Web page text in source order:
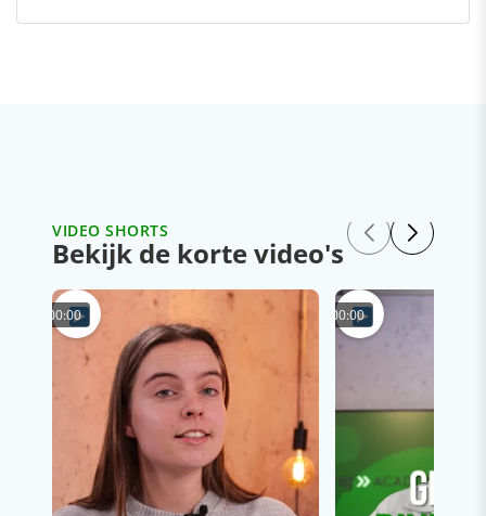
VIDEO SHORTS
Bekijk de korte video's
00:00 00:00